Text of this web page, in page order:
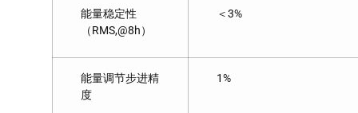
能量稳定性
（RMS,@8h）
＜3%
能量调节步进精
度
1%